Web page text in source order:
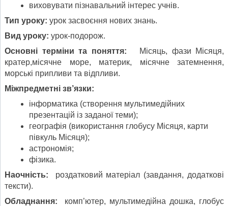
виховувати пізнавальний інтерес учнів.
Тип уроку: урок засвоєння нових знань.
Вид уроку: урок-подорож.
Основні терміни та поняття: Місяць, фази Місяця,
кратер,місячне море, материк, місячне затемнення,
морські припливи та відпливи.
Міжпредметні зв’язки:
інформатика (створення мультимедійних
презентацій із заданої теми);
географія (використання глобусу Місяця, карти
півкуль Місяця);
астрономія;
фізика.
Наочність: роздатковий матеріал (завдання, додаткові
тексти).
Обладнання: комп’ютер, мультимедійна дошка, глобус